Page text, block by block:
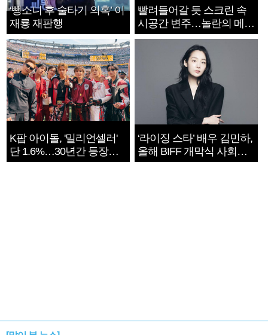
‘뺑소니 후 술타기 의혹’ 이
재룡 재판행
빨려들어갈 듯 스크린 속
시공간 변주…놀란의 메시
지는 ‘전쟁 속죄’
K팝 아이돌, '밀리언셀러'
단 1.6%…30년간 등장
1182개팀 전수조사
‘라이징 스타’ 배우 김민하,
올해 BIFF 개막식 사회자
확정